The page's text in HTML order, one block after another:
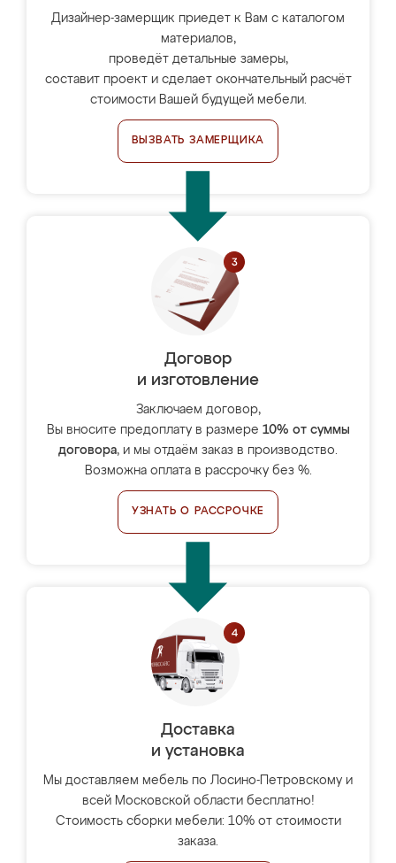
Дизайнер-замерщик приедет к Вам с каталогом
материалов,
проведёт детальные замеры,
составит проект и сделает окончательный расчёт
стоимости Вашей будущей мебели.
ВЫЗВАТЬ ЗАМЕРЩИКА
Договор
и изготовление
Заключаем договор,
Вы вносите предоплату в размере 10% от суммы
договора, и мы отдаём заказ в производство.
Возможна оплата в рассрочку без %.
УЗНАТЬ О РАССРОЧКЕ
Доставка
и установка
Мы доставляем мебель по Лосино-Петровскому и
всей Московской области бесплатно!
Стоимость сборки мебели: 10% от стоимости
заказа.